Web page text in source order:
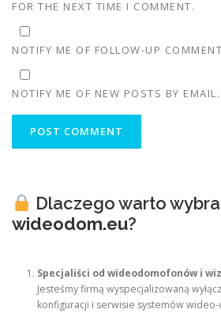
FOR THE NEXT TIME I COMMENT.
NOTIFY ME OF FOLLOW-UP
NOTIFY ME OF NEW POSTS BY EMAIL.
Dlaczego warto
wideodom.eu?
Specjaliści od wideodomofonów i
Jesteśmy firmą wyspecjalizowaną
konfiguracji i serwisie systemów